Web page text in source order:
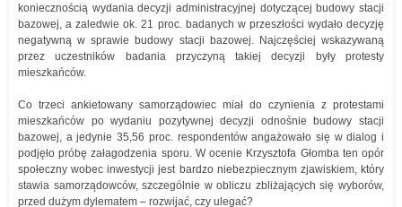
koniecznością wydania decyzji administracyjnej dotyczącej budowy stacji
bazowej, a zaledwie ok. 21 proc. badanych w przeszłości wydało decyzję
negatywną w sprawie budowy stacji bazowej. Najczęściej wskazywaną
przez uczestników badania przyczyną takiej decyzji były protesty
mieszkańców.
Co trzeci ankietowany samorządowiec miał do czynienia z protestami
mieszkańców po wydaniu pozytywnej decyzji odnośnie budowy stacji
bazowej, a jedynie 35,56 proc. respondentów angażowało się w dialog i
podjęło próbę załagodzenia sporu. W ocenie Krzysztofa Głomba ten opór
społeczny wobec inwestycji jest bardzo niebezpiecznym zjawiskiem, który
stawia samorządowców, szczególnie w obliczu zbliżających się wyborów,
przed dużym dylematem – rozwijać, czy ulegać?